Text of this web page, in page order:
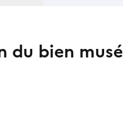
du bien